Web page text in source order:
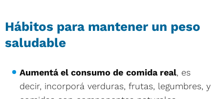
Hábitos para mantener un peso
saludable
Aumentá el consumo de comida real, es
decir, incorporá verduras, frutas, legumbres, y